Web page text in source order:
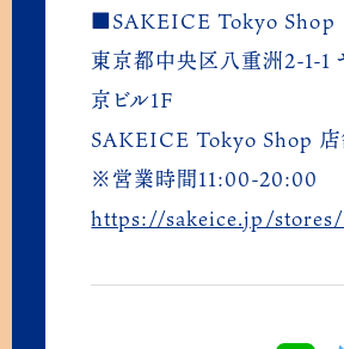
■SAKEICE Tokyo Shop
東京都中央区八重洲2-1-1
京ビル1F
SAKEICE Tokyo Shop
※営業時間11:00-20:00
https://sakeice.jp/